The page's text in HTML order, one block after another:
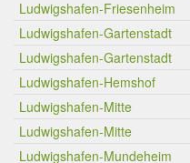
Ludwigshafen-Friesenheim
Ludwigshafen-Gartenstadt
Ludwigshafen-Gartenstadt
Ludwigshafen-Hemshof
Ludwigshafen-Mitte
Ludwigshafen-Mitte
Ludwigshafen-Mundeheim